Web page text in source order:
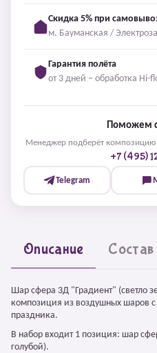
Скидка 5% при
м. Бауманская /
Гарантия полёта
от 3 дней – обработка Hi-
Поможем
Менеджер подберёт композицию
+7 (495)
Telegram
Описание Состав
Шар сфера 3Д "Градиент" (светло
композиция из воздушных шаров
праздника.
В набор входит 1 позиция: шар
голубой).